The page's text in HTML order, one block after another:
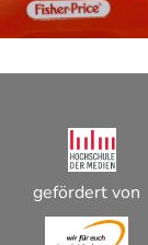
gefördert von